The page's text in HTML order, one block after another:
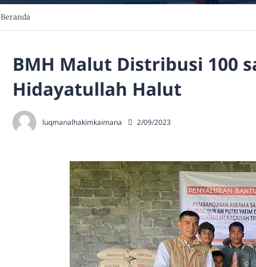
Beranda
BMH Malut Distribusi 100
Hidayatullah Halut
luqmanalhakimkaimana 2/09/2023